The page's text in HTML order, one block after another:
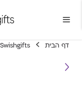
דף הבית Swishgifts